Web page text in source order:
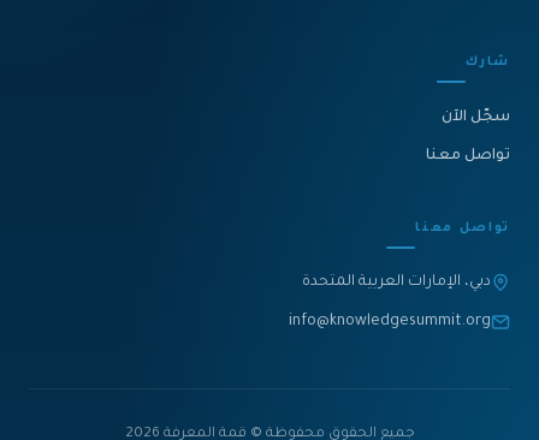
شارك
سجّل الآن
تواصل معنا
تواصل معنا
دبي، الإمارات العربية المتحدة
info@knowledgesummit.org
جميع الحقوق محفوظة © قمة المعرفة 2026